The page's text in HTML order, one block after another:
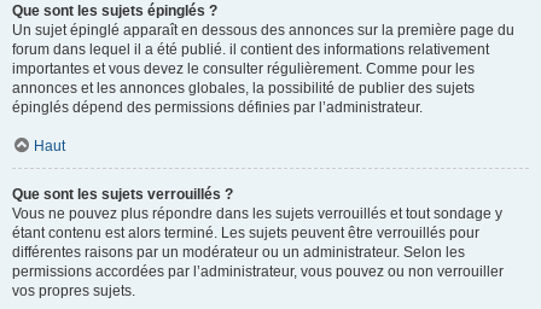
Que sont les sujets épinglés ?
Un sujet épinglé apparaît en dessous des annonces sur la première page du
forum dans lequel il a été publié. il contient des informations relativement
importantes et vous devez le consulter régulièrement. Comme pour les
annonces et les annonces globales, la possibilité de publier des sujets
épinglés dépend des permissions définies par l’administrateur.
Haut
Que sont les sujets verrouillés ?
Vous ne pouvez plus répondre dans les sujets verrouillés et tout sondage y
étant contenu est alors terminé. Les sujets peuvent être verrouillés pour
différentes raisons par un modérateur ou un administrateur. Selon les
permissions accordées par l’administrateur, vous pouvez ou non verrouiller
vos propres sujets.